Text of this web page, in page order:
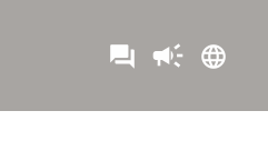
question_answer campaign language